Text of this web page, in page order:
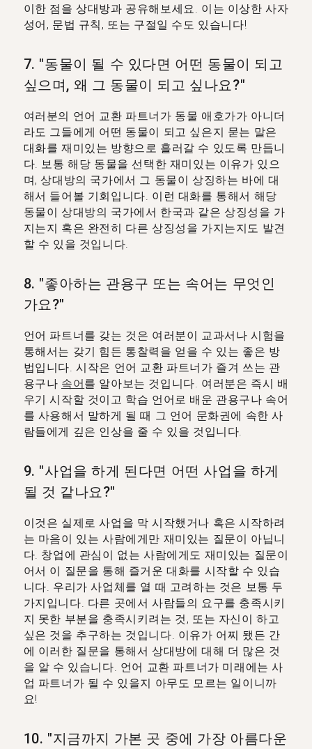
이한 점을 상대방과 공유해보세요. 이는 이상한 사자
성어, 문법 규칙, 또는 구절일 수도 있습니다!
7. "동물이 될 수 있다면 어떤 동물이 되고
싶으며, 왜 그 동물이 되고 싶나요?"
여러분의 언어 교환 파트너가 동물 애호가가 아니더
라도 그들에게 어떤 동물이 되고 싶은지 묻는 말은
대화를 재미있는 방향으로 흘러갈 수 있도록 만듭니
다. 보통 해당 동물을 선택한 재미있는 이유가 있으
며, 상대방의 국가에서 그 동물이 상징하는 바에 대
해서 들어볼 기회입니다. 이런 대화를 통해서 해당
동물이 상대방의 국가에서 한국과 같은 상징성을 가
지는지 혹은 완전히 다른 상징성을 가지는지도 발견
할 수 있을 것입니다.
8. "좋아하는 관용구 또는 속어는 무엇인
가요?"
언어 파트너를 갖는 것은 여러분이 교과서나 시험을
통해서는 갖기 힘든 통찰력을 얻을 수 있는 좋은 방
법입니다. 시작은 언어 교환 파트너가 즐겨 쓰는 관
용구나 속어를 알아보는 것입니다. 여러분은 즉시 배
우기 시작할 것이고 학습 언어로 배운 관용구나 속어
를 사용해서 말하게 될 때 그 언어 문화권에 속한 사
람들에게 깊은 인상을 줄 수 있을 것입니다.
9. "사업을 하게 된다면 어떤 사업을 하게
될 것 같나요?"
이것은 실제로 사업을 막 시작했거나 혹은 시작하려
는 마음이 있는 사람에게만 재미있는 질문이 아닙니
다. 창업에 관심이 없는 사람에게도 재미있는 질문이
어서 이 질문을 통해 즐거운 대화를 시작할 수 있습
니다. 우리가 사업체를 열 때 고려하는 것은 보통 두
가지입니다. 다른 곳에서 사람들의 요구를 충족시키
지 못한 부분을 충족시키려는 것, 또는 자신이 하고
싶은 것을 추구하는 것입니다. 이유가 어찌 됐든 간
에 이러한 질문을 통해서 상대방에 대해 더 많은 것
을 알 수 있습니다. 언어 교환 파트너가 미래에는 사
업 파트너가 될 수 있을지 아무도 모르는 일이니까
요!
10. "지금까지 가본 곳 중에 가장 아름다운